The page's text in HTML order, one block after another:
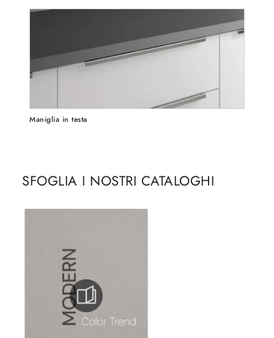
Maniglia in testa
SFOGLIA I NOSTRI CATALOGHI